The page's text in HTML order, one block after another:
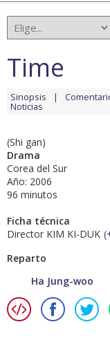
Time
Sinopsis
Noticias
(Shi gan)
Drama
Corea del Sur
Año: 2006
96 minutos
Ficha técnica
Director KIM KI-DUK (
Reparto
Ha Jung-woo